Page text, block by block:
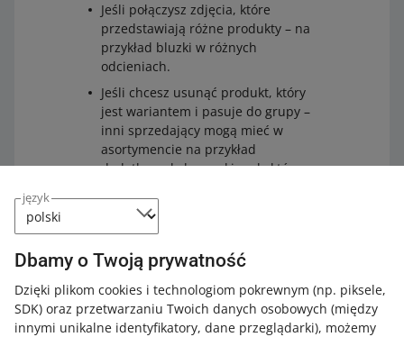
język
Dbamy o Twoją prywatność
Dzięki plikom cookies i technologiom pokrewnym (np. piksele,
SDK) oraz przetwarzaniu Twoich danych osobowych (między
innymi unikalne identyfikatory, dane przeglądarki), możemy
Jeśli połączysz zdjęcia, które
przedstawiają różne produkty – na
przykład bluzki w różnych
odcieniach.
Jeśli chcesz usunąć produkt, który
jest wariantem i pasuje do grupy –
inni sprzedający mogą mieć w
asortymencie na przykład
dodatkowe kolory sukienek, które
Twoimi.
Poszerz wiedzę z Akademią Allegro